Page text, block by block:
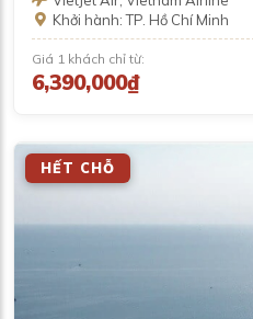
Khởi hành: TP. Hồ Chí Minh
Giá 1 khách chỉ từ:
6,390,000₫
HẾT CHỖ